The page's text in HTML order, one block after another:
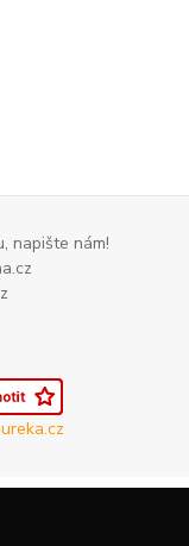
napište nám!